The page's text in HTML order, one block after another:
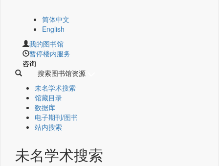
简体中文
English
我的图书馆
暂停楼内服务
咨询
搜索图书馆资源
未名学术搜索
馆藏目录
数据库
电子期刊/图书
站内搜索
未名学术搜索